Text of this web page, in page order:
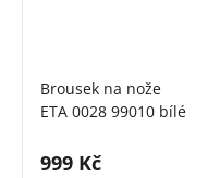
Brousek na nože
ETA 0028 99010 bílé
Cena s DPH:
999 Kč